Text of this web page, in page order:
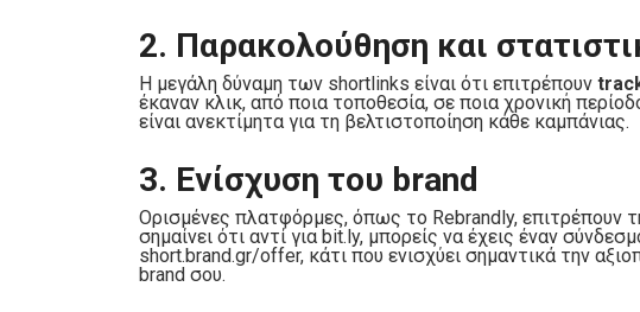
2. Παρακολούθηση και
Η μεγάλη δύναμη των shortlinks είναι ότι επιτρέπουν
έκαναν κλικ, από ποια τοποθεσία, σε ποια χρονική
είναι ανεκτίμητα για τη βελτιστοποίηση κάθε καμπάνιας.
3. Ενίσχυση του brand
Ορισμένες πλατφόρμες, όπως το Rebrandly, επιτρέπουν
σημαίνει ότι αντί για bit.ly, μπορείς να έχεις έναν
short.brand.gr/offer, κάτι που ενισχύει σημαντικά την
brand σου.